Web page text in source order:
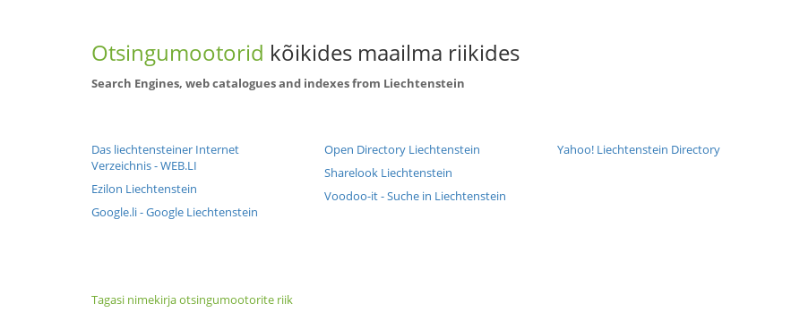
Otsingumootorid kõikides maailma riikides
Search Engines, web catalogues and indexes from Liechtenstein
Das liechtensteiner Internet
Verzeichnis - WEB.LI
Ezilon Liechtenstein
Google.li - Google Liechtenstein
Open Directory Liechtenstein
Sharelook Liechtenstein
Voodoo-it - Suche in Liechtenstein
Yahoo! Liechtenstein Directory
Tagasi nimekirja otsingumootorite riik